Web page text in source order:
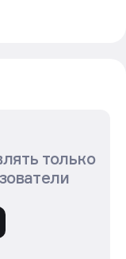
только